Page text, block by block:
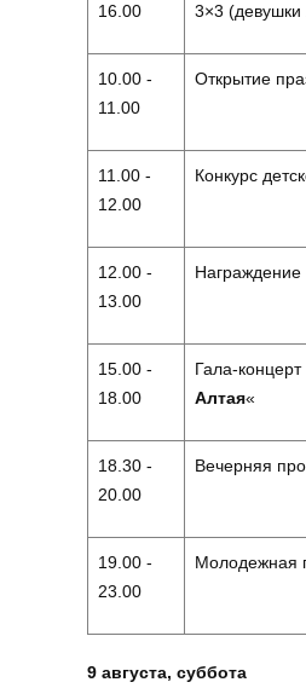
16.00
3×3 (девушки
10.00 -
11.00
Открытие
11.00 -
12.00
Конкурс
12.00 -
13.00
Награждение
15.00 -
18.00
Гала-
Алтая«
18.30 -
20.00
Вечерняя
19.00 -
23.00
Молодежная
9 августа, суббота